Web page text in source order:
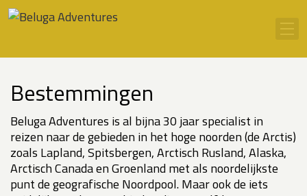
Ga naar inhoud
Bestemmingen
Beluga Adventures is al bijna 30 jaar specialist in
reizen naar de gebieden in het hoge noorden (de Arctis)
zoals Lapland, Spitsbergen, Arctisch Rusland, Alaska,
Arctisch Canada en Groenland met als noordelijkste
punt de geografische Noordpool. Maar ook de iets